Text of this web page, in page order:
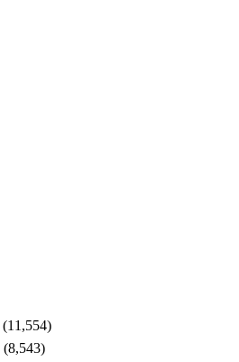
(11,554)
(8,543)